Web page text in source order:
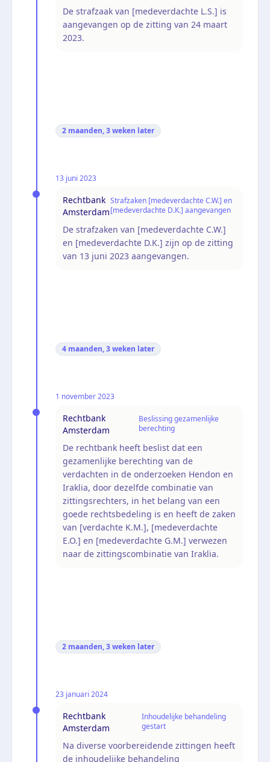
De strafzaak van [medeverdachte L.S.] is
aangevangen op de zitting van 24 maart
2023.
2 maanden, 3 weken later
13 juni 2023
Rechtbank
Amsterdam
Strafzaken [medeverdachte C.W.] en
[medeverdachte D.K.] aangevangen
De strafzaken van [medeverdachte C.W.]
en [medeverdachte D.K.] zijn op de zitting
van 13 juni 2023 aangevangen.
4 maanden, 3 weken later
1 november 2023
Rechtbank
Amsterdam
Beslissing gezamenlijke
berechting
De rechtbank heeft beslist dat een
gezamenlijke berechting van de
verdachten in de onderzoeken Hendon en
Iraklia, door dezelfde combinatie van
zittingsrechters, in het belang van een
goede rechtsbedeling is en heeft de zaken
van [verdachte K.M.], [medeverdachte
E.O.] en [medeverdachte G.M.] verwezen
naar de zittingscombinatie van Iraklia.
2 maanden, 3 weken later
23 januari 2024
Rechtbank
Amsterdam
Inhoudelijke behandeling
gestart
Na diverse voorbereidende zittingen heeft
de inhoudelijke behandeling